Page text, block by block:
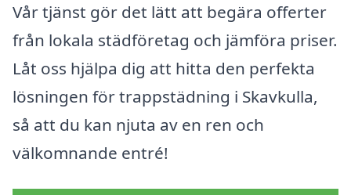
Vår tjänst gör det lätt att begära offerter
från lokala städföretag och jämföra priser.
Låt oss hjälpa dig att hitta den perfekta
lösningen för trappstädning i Skavkulla,
så att du kan njuta av en ren och
välkomnande entré!